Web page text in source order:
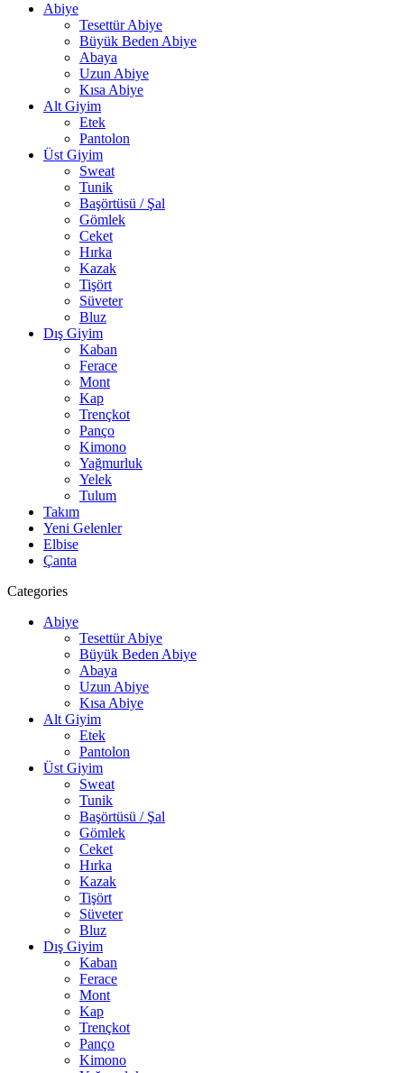
Abiye
Tesettür Abiye
Büyük Beden Abiye
Abaya
Uzun Abiye
Kısa Abiye
Alt Giyim
Etek
Pantolon
Üst Giyim
Sweat
Tunik
Başörtüsü / Şal
Gömlek
Ceket
Hırka
Kazak
Tişört
Süveter
Bluz
Dış Giyim
Kaban
Ferace
Mont
Kap
Trençkot
Panço
Kimono
Yağmurluk
Yelek
Tulum
Takım
Yeni Gelenler
Elbise
Çanta
Categories
Abiye
Tesettür Abiye
Büyük Beden Abiye
Abaya
Uzun Abiye
Kısa Abiye
Alt Giyim
Etek
Pantolon
Üst Giyim
Sweat
Tunik
Başörtüsü / Şal
Gömlek
Ceket
Hırka
Kazak
Tişört
Süveter
Bluz
Dış Giyim
Kaban
Ferace
Mont
Kap
Trençkot
Panço
Kimono